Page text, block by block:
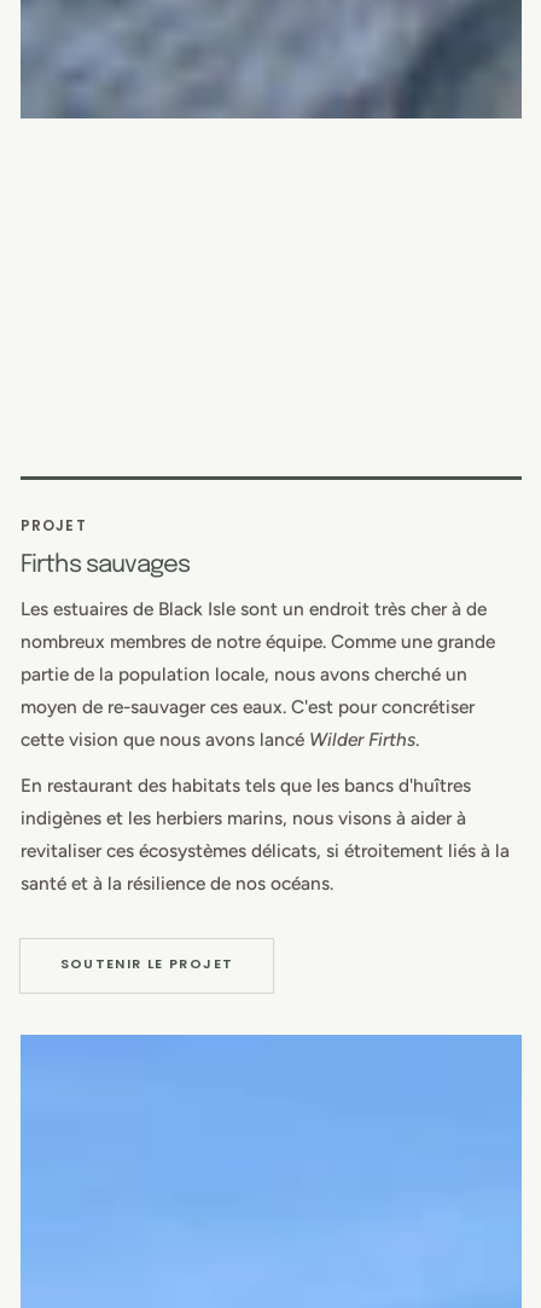
PROJET
Firths sauvages
Les estuaires de Black Isle sont un endroit très cher à de
nombreux membres de notre équipe. Comme une grande
partie de la population locale, nous avons cherché un
moyen de re-sauvager ces eaux. C'est pour concrétiser
cette vision que nous avons lancé Wilder Firths.
En restaurant des habitats tels que les bancs d'huîtres
indigènes et les herbiers marins, nous visons à aider à
revitaliser ces écosystèmes délicats, si étroitement liés à la
santé et à la résilience de nos océans.
SOUTENIR LE PROJET